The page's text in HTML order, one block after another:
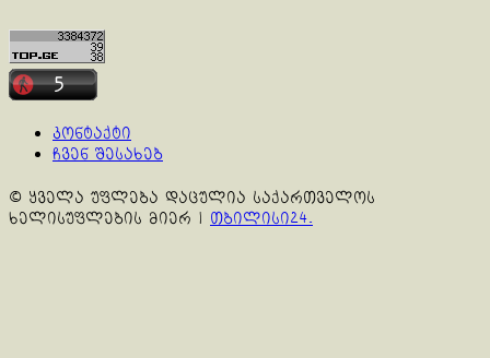
კონტაქტი
ჩვენ შესახებ
© ყველა უფლება დაცულია საქართველოს
ხელისუფლების მიერ | თბილისი24.